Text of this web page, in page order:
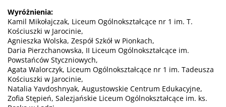
Wyróżnienia:
Kamil Mikołajczak, Liceum Ogólnokształcące nr 1 im. T.
Kościuszki w Jarocinie,
Agnieszka Wolska, Zespół Szkół w Pionkach,
Daria Pierzchanowska, II Liceum Ogólnokształcące im.
Powstańców Styczniowych,
Agata Walorczyk, Liceum Ogólnokształcące nr 1 im. Tadeusza
Kościuszki w Jarocinie,
Natalia Yavdoshnyak, Augustowskie Centrum Edukacyjne,
Zofia Stępień, Salezjańskie Liceum Ogólnokształcące im. ks.